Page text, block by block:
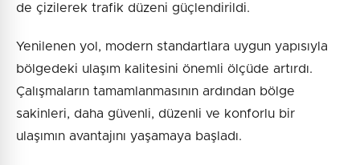
de çizilerek trafik düzeni güçlendirildi.
Yenilenen yol, modern standartlara uygun yapısıyla
bölgedeki ulaşım kalitesini önemli ölçüde artırdı.
Çalışmaların tamamlanmasının ardından bölge
sakinleri, daha güvenli, düzenli ve konforlu bir
ulaşımın avantajını yaşamaya başladı.